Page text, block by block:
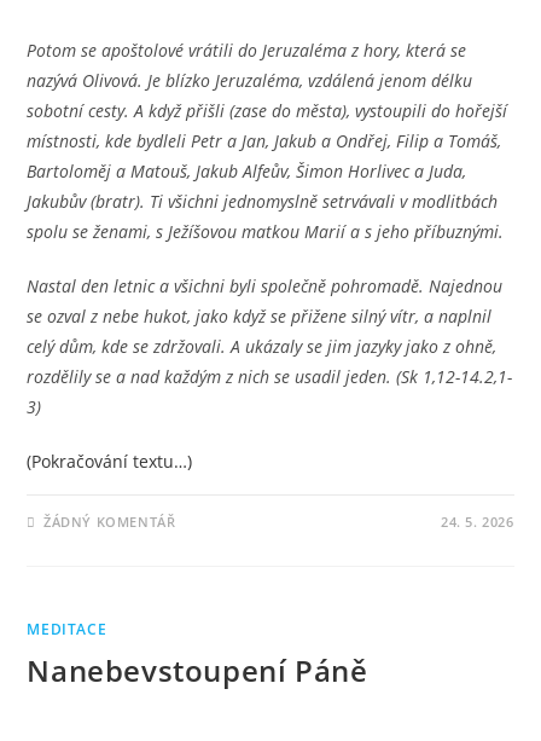
Potom se apoštolové vrátili do Jeruzaléma z hory, která se
nazývá Olivová. Je blízko Jeruzaléma, vzdálená jenom délku
sobotní cesty. A když přišli (zase do města), vystoupili do hořejší
místnosti, kde bydleli Petr a Jan, Jakub a Ondřej, Filip a Tomáš,
Bartoloměj a Matouš, Jakub Alfeův, Šimon Horlivec a Juda,
Jakubův (bratr). Ti všichni jednomyslně setrvávali v modlitbách
spolu se ženami, s Ježíšovou matkou Marií a s jeho příbuznými.
Nastal den letnic a všichni byli společně pohromadě. Najednou
se ozval z nebe hukot, jako když se přižene silný vítr, a naplnil
celý dům, kde se zdržovali. A ukázaly se jim jazyky jako z ohně,
rozdělily se a nad každým z nich se usadil jeden. (Sk 1,12-14.2,1-
3)
(Pokračování textu…)
ŽÁDNÝ KOMENTÁŘ 24. 5. 2026
MEDITACE
Nanebevstoupení Páně